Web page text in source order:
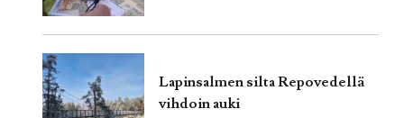
Lapinsalmen silta Repovedellä
vihdoin auki